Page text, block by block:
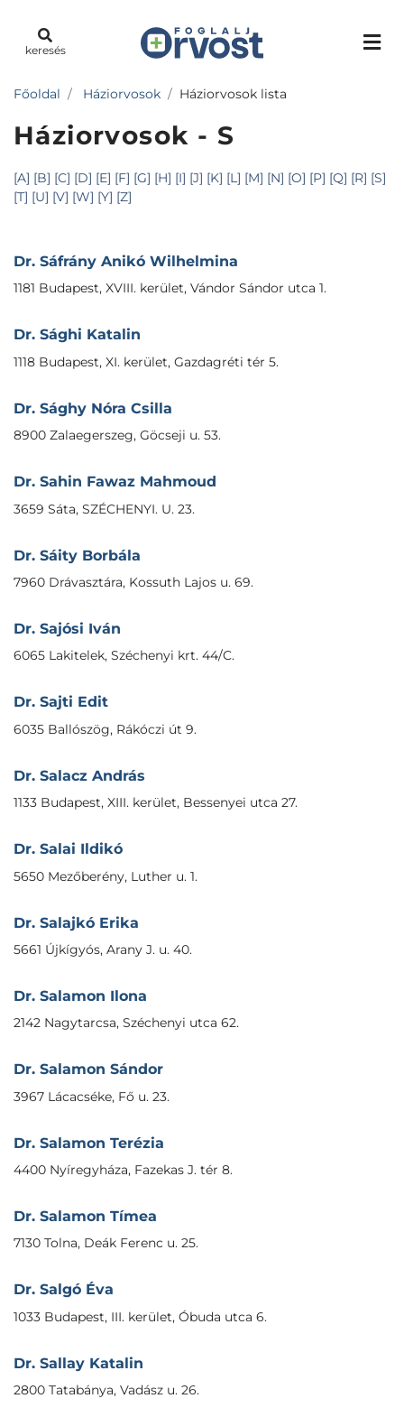
keresés
Főoldal Háziorvosok Háziorvosok lista
Háziorvosok - S
[A] [B] [C] [D] [E] [F] [G] [H] [I] [J] [K] [L] [M] [N] [O] [P] [Q] [R] [S]
[T] [U] [V] [W] [Y] [Z]
Dr. Sáfrány Anikó Wilhelmina
1181 Budapest, XVIII. kerület, Vándor Sándor utca 1.
Dr. Sághi Katalin
1118 Budapest, XI. kerület, Gazdagréti tér 5.
Dr. Sághy Nóra Csilla
8900 Zalaegerszeg, Göcseji u. 53.
Dr. Sahin Fawaz Mahmoud
3659 Sáta, SZÉCHENYI. U. 23.
Dr. Sáity Borbála
7960 Drávasztára, Kossuth Lajos u. 69.
Dr. Sajósi Iván
6065 Lakitelek, Széchenyi krt. 44/C.
Dr. Sajti Edit
6035 Ballószög, Rákóczi út 9.
Dr. Salacz András
1133 Budapest, XIII. kerület, Bessenyei utca 27.
Dr. Salai Ildikó
5650 Mezőberény, Luther u. 1.
Dr. Salajkó Erika
5661 Újkígyós, Arany J. u. 40.
Dr. Salamon Ilona
2142 Nagytarcsa, Széchenyi utca 62.
Dr. Salamon Sándor
3967 Lácacséke, Fő u. 23.
Dr. Salamon Terézia
4400 Nyíregyháza, Fazekas J. tér 8.
Dr. Salamon Tímea
7130 Tolna, Deák Ferenc u. 25.
Dr. Salgó Éva
1033 Budapest, III. kerület, Óbuda utca 6.
Dr. Sallay Katalin
2800 Tatabánya, Vadász u. 26.